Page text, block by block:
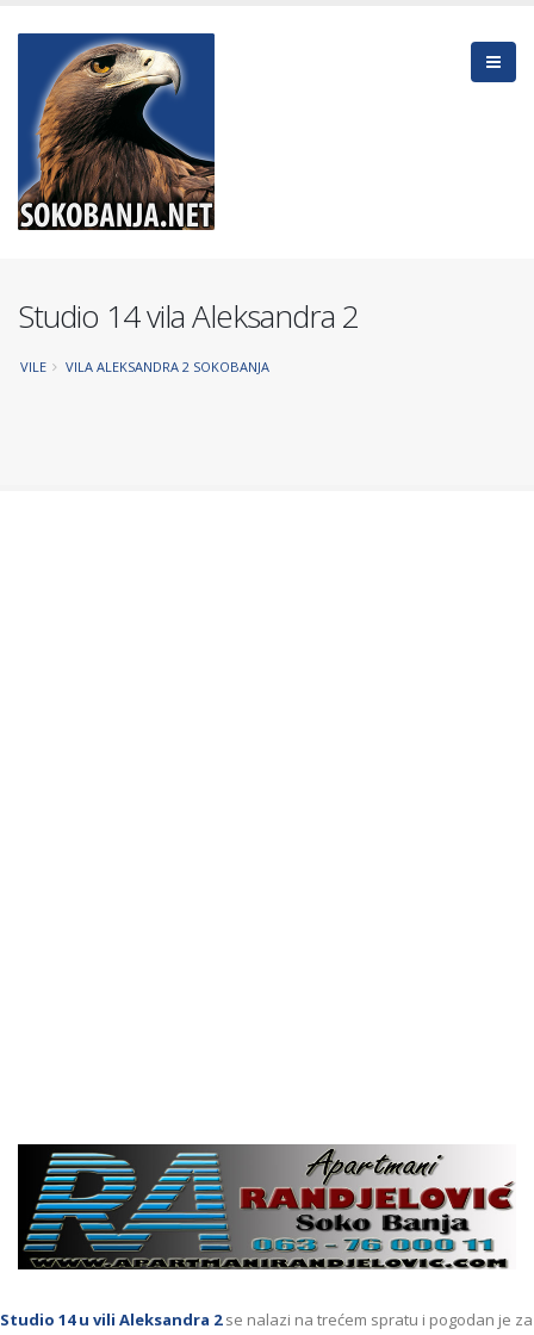
Studio 14 vila Aleksandra 2
VILE VILA ALEKSANDRA 2 SOKOBANJA
Studio 14 u vili Aleksandra 2se nalazi na trećem spratu i pogodan je za